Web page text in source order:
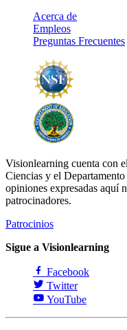
Acerca de
Empleos
Preguntas Frecuentes
Visionlearning cuenta con
Ciencias y el
opiniones expresadas aquí
patrocinadores.
Patrocinios
Sigue a Visionlearning
Facebook
Twitter
YouTube